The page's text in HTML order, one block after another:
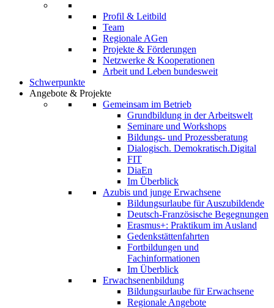
Profil & Leitbild
Team
Regionale AGen
Projekte & Förderungen
Netzwerke & Kooperationen
Arbeit und Leben bundesweit
Schwerpunkte
Angebote & Projekte
Gemeinsam im Betrieb
Grundbildung in der Arbeitswelt
Seminare und Workshops
Bildungs- und Prozessberatung
Dialogisch. Demokratisch.Digital
FIT
DiaEn
Im Überblick
Azubis und junge Erwachsene
Bildungsurlaube für Auszubildende
Deutsch-Französische Begegnungen
Erasmus+: Praktikum im Ausland
Gedenkstättenfahrten
Fortbildungen und
Fachinformationen
Im Überblick
Erwachsenenbildung
Bildungsurlaube für Erwachsene
Regionale Angebote